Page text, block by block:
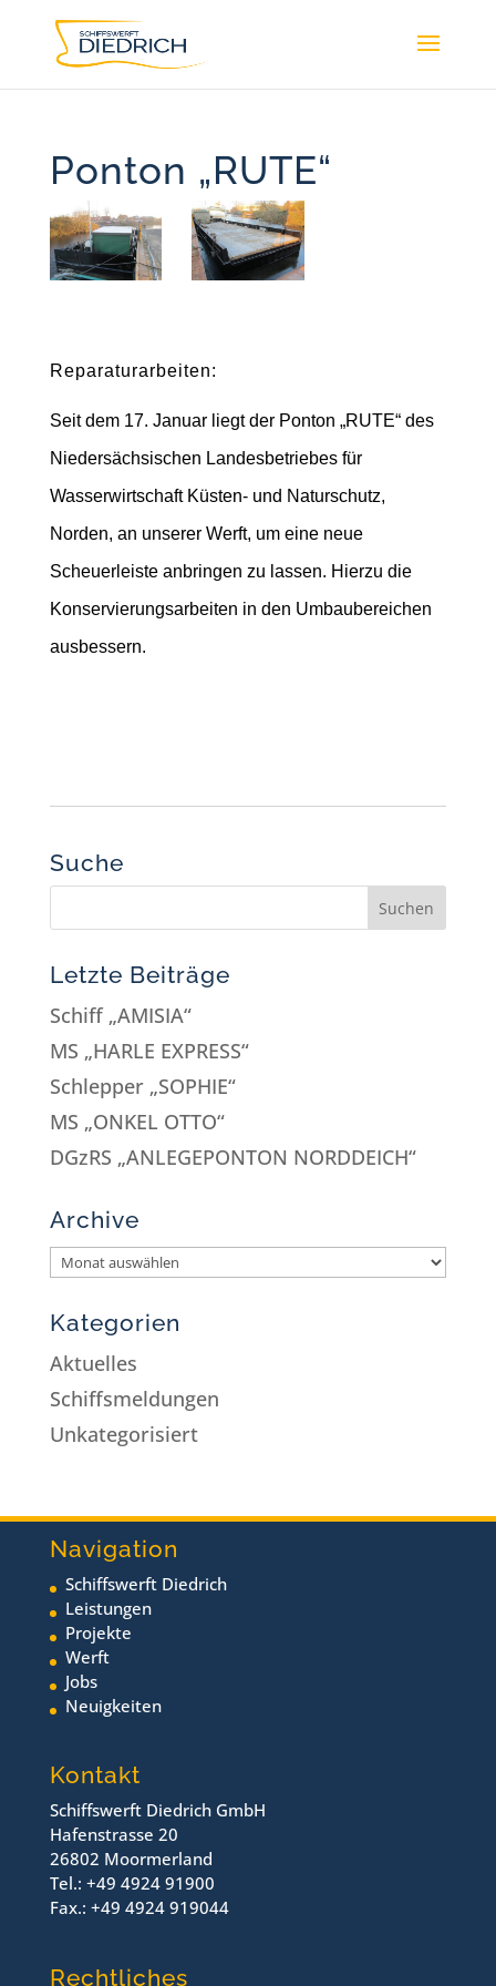
Ponton „RUTE“
Reparaturarbeiten:
Seit dem 17. Januar liegt der Ponton „RUTE“ des
Niedersächsischen Landesbetriebes für
Wasserwirtschaft Küsten- und Naturschutz,
Norden, an unserer Werft, um eine neue
Scheuerleiste anbringen zu lassen. Hierzu die
Konservierungsarbeiten in den Umbaubereichen
ausbessern.
Suche
Letzte Beiträge
Schiff „AMISIA“
MS „HARLE EXPRESS“
Schlepper „SOPHIE“
MS „ONKEL OTTO“
DGzRS „ANLEGEPONTON NORDDEICH“
Archive
Kategorien
Aktuelles
Schiffsmeldungen
Unkategorisiert
Navigation
Schiffswerft Diedrich
Leistungen
Projekte
Werft
Jobs
Neuigkeiten
Kontakt
Schiffswerft Diedrich GmbH
Hafenstrasse 20
26802 Moormerland
Tel.: +49 4924 91900
Fax.: +49 4924 919044
Rechtliches